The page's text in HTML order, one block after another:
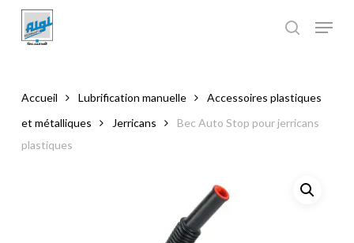
main
Accueil Lubrification manuelle
Accessoires plastiques
et métalliques
Jerricans
Bec Auto Stop pour jerricans
plastiques